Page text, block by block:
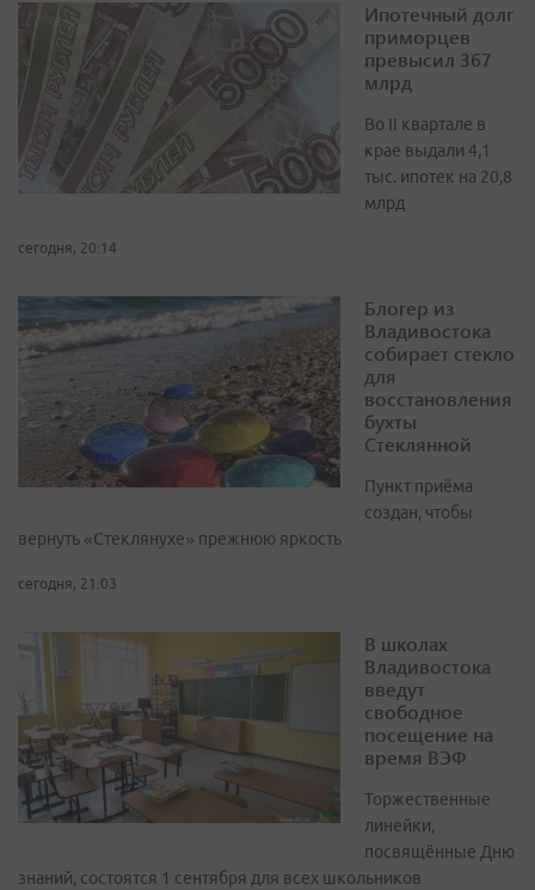
Ипотечный долг
приморцев
превысил 367
млрд
Во II квартале в
крае выдали 4,1
тыс. ипотек на 20,8
млрд
сегодня, 20:14
Блогер из
Владивостока
собирает стекло
для
восстановления
бухты
Стеклянной
Пункт приёма
создан, чтобы
вернуть «Стеклянухе» прежнюю яркость
сегодня, 21:03
В школах
Владивостока
введут
свободное
посещение на
время ВЭФ
Торжественные
линейки,
посвящённые Дню
знаний, состоятся 1 сентября для всех школьников